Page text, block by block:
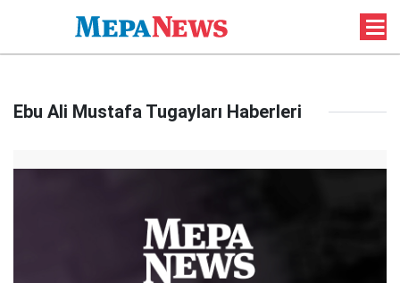
Ebu Ali Mustafa Tugayları Haberleri